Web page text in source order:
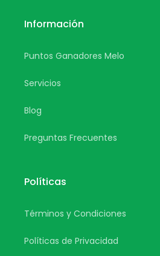
Información
Puntos Ganadores Melo
Servicios
Blog
Preguntas Frecuentes
Políticas
Términos y Condiciones
Políticas de Privacidad